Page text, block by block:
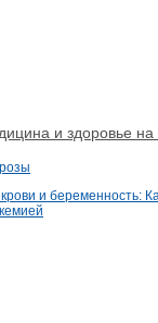
и здоровье на
крови и беременность: